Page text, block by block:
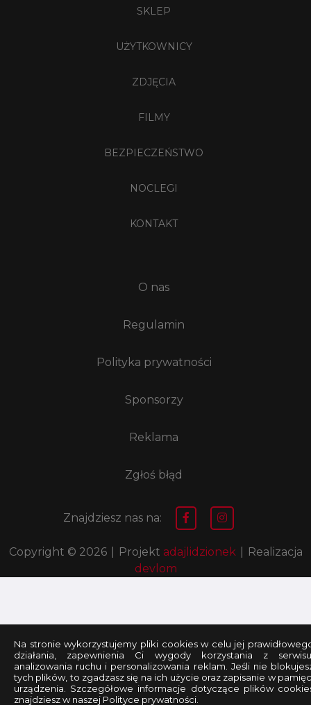
SKLEP
UŻYTKOWNICY
ZDJĘCIA
FILMY
BEZPIECZEŃSTWO
NOCLEGI
KONTAKT
O nas
Regulamin
Polityka prywatności
Sponsorzy
Reklama
Zgłoś błąd
Znajdziesz nas na:
Copyright © 2026 Projekt adajlidzionek
Realizacja
devlom
Na stronie wykorzystujemy pliki cookies w celu jej
działania, zapewnienia Ci wygody korzystania z
analizowania ruchu i personalizowania reklam. Jeśli nie
tych plików, to zgadzasz się na ich użycie oraz zapisanie w
urządzenia. Szczegółowe informacje dotyczące plików
znajdziesz w naszej Polityce prywatności.